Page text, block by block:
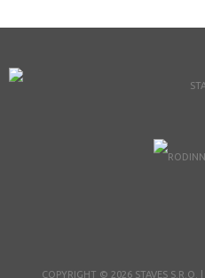
COPYRIGHT © 2026 STAVES S.R.O.